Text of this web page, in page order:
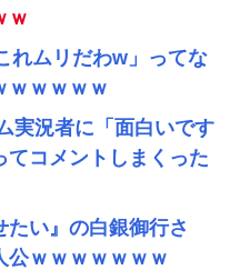
ｗ
れムリだわw」ってな
ｗｗｗｗｗ
実況者に「面白いです
てコメントしまくった
たい』の白銀御行さ
公ｗｗｗｗｗｗｗ